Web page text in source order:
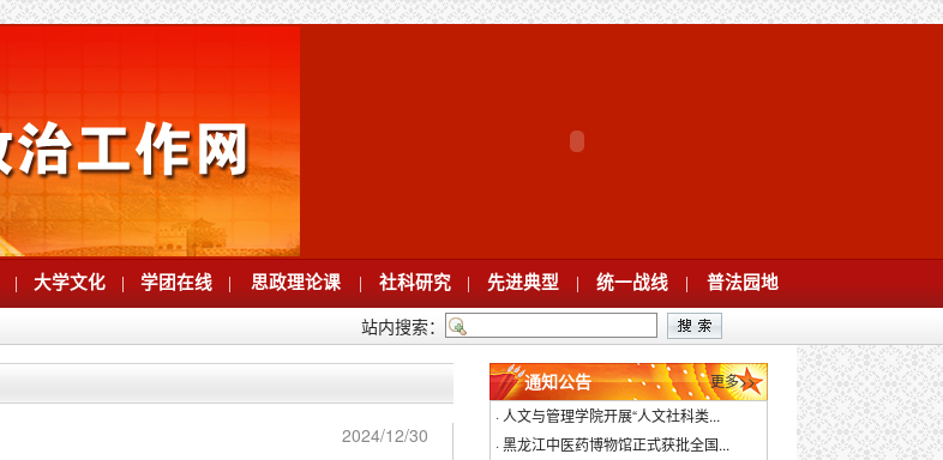
| 大学文化 | 学团在线 | 思政理论课 | 社科研究 | 先进典型 | 统一战线 | 普法园地
站内搜索：
2024/12/30
通知公告
更多>>
· 人文与管理学院开展“人文社科类...
· 黑龙江中医药博物馆正式获批全国...